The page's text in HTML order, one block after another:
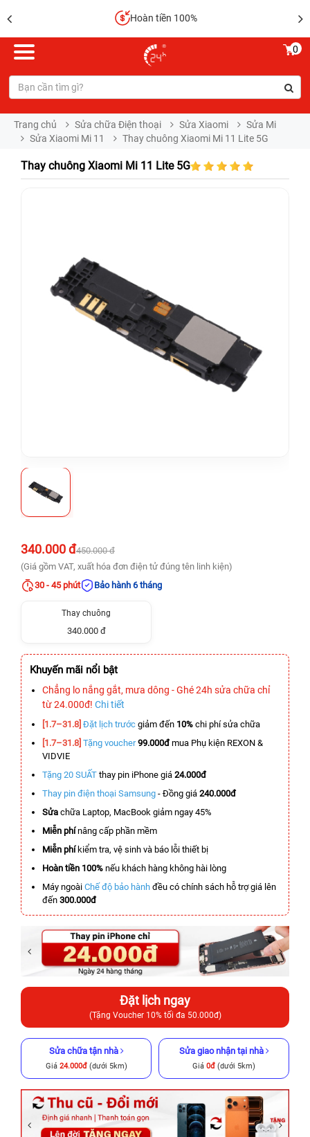
Hoàn tiền 100%
0
Trang chủ Sửa chữa Điện thoại Sửa Xiaomi
Sửa Mi
Sửa Xiaomi Mi 11
Thay chuông Xiaomi Mi 11 Lite 5G
Thay chuông Xiaomi Mi 11 Lite 5G
340.000 đ450.000 đ
(Giá gồm VAT, xuất hóa đơn điện tử đúng tên linh kiện)
30 - 45 phút
Bảo hành 6 tháng
Thay chuông
340.000 đ
Khuyến mãi nổi bật
Chẳng lo nắng gắt, mưa dông - Ghé 24h sửa chữa chỉ
từ 24.000đ! Chi tiết
[1.7–31.8] Đặt lịch trước giảm đến 10% chi phí sửa chữa
[1.7–31.8] Tặng voucher 99.000đmua Phụ kiện REXON &
VIDVIE
Tặng 20 SUẤT thay pin iPhone giá 24.000đ
Thay pin điện thoại Samsung - Đồng giá 240.000đ
Sửa chữa Laptop, MacBook giảm ngay 45%
Miễn phínâng cấp phần mềm
Miễn phíkiểm tra, vệ sinh và báo lỗi thiết bị
Hoàn tiền 100% nếu khách hàng không hài lòng
Máy ngoài Chế độ bảo hành đều có chính sách hỗ trợ giá lên
đến 300.000đ
Đặt lịch ngay
(Tặng Voucher 10% tối đa 50.000đ)
Sửa chữa tận nhà
Giá 24.000đ(dưới 5km)
Sửa giao nhận tại nhà
Giá 0đ (dưới 5km)